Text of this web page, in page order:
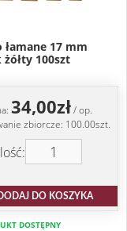
łamane 17 mm
żółty 100szt
34,00zł/ op.
zbiorcze: 100.00szt.
DO KOSZYKA
DOSTĘPNY